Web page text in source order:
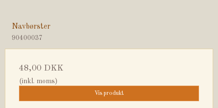
Navbørster
90400037
48,00 DKK
(inkl. moms)
Vis produkt